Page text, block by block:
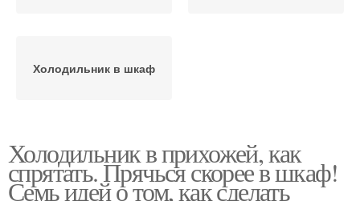
Холодильник в шкаф
Холодильник в прихожей, как
спрятать. Прячься скорее в шкаф!
Семь идей о том, как сделать